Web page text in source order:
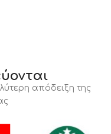
απόδειξη της